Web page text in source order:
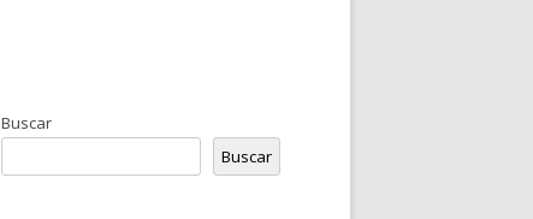
Buscar
Buscar